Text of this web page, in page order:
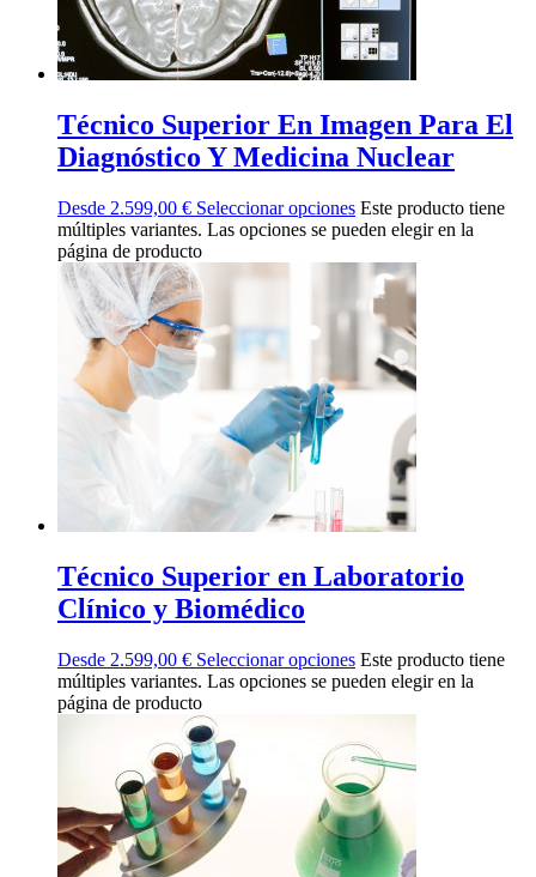
Técnico Superior En Imagen Para El
Diagnóstico Y Medicina Nuclear
Desde 2.599,00 € Seleccionar opciones Este producto tiene
múltiples variantes. Las opciones se pueden elegir en la
página de producto
Técnico Superior en Laboratorio
Clínico y Biomédico
Desde 2.599,00 € Seleccionar opciones Este producto tiene
múltiples variantes. Las opciones se pueden elegir en la
página de producto